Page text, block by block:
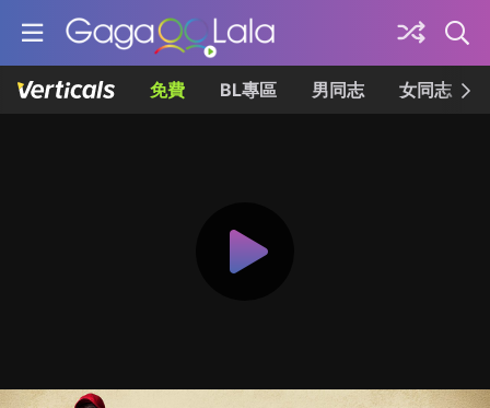
免費 BL專區 男同志 女同志